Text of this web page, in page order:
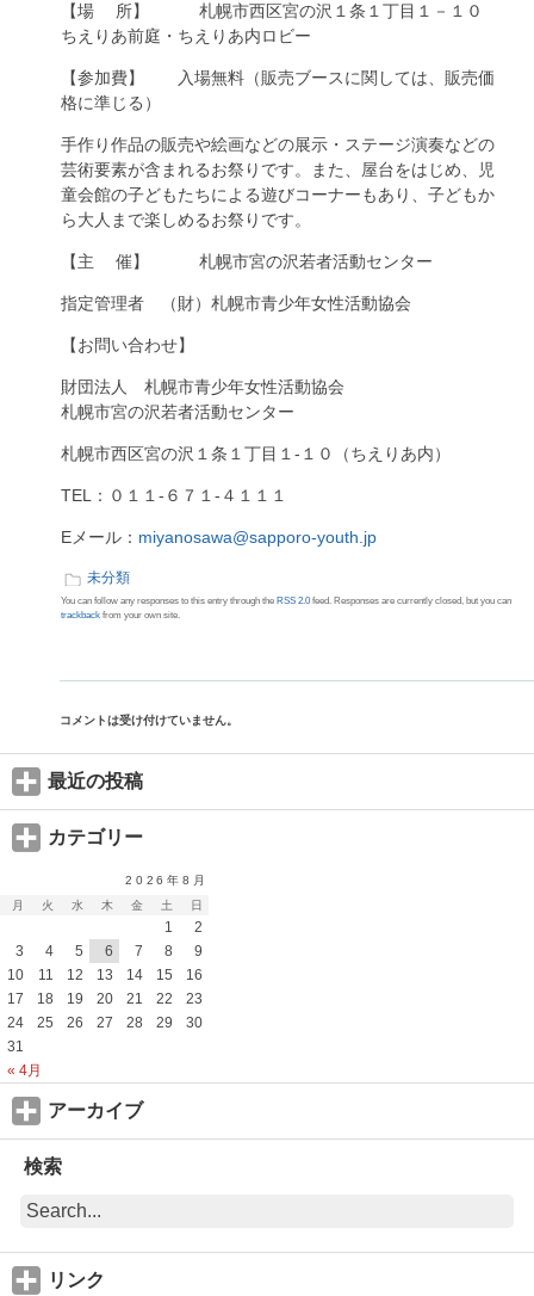
【場 所】 札幌市西区宮の沢１条１丁目１－１０
ちえりあ前庭・ちえりあ内ロビー
【参加費】 入場無料（販売ブースに関しては、販売価
格に準じる）
手作り作品の販売や絵画などの展示・ステージ演奏などの
芸術要素が含まれるお祭りです。また、屋台をはじめ、児
童会館の子どもたちによる遊びコーナーもあり、子どもか
ら大人まで楽しめるお祭りです。
【主 催】 札幌市宮の沢若者活動センター
指定管理者 （財）札幌市青少年女性活動協会
【お問い合わせ】
財団法人 札幌市青少年女性活動協会
札幌市宮の沢若者活動センター
札幌市西区宮の沢１条１丁目１-１０（ちえりあ内）
TEL：０１１-６７１-４１１１
Eメール： miyanosawa@sapporo-youth.jp
未分類
You can follow any responses to this entry through the RSS 2.0 feed. Responses are currently closed, but you can
trackback from your own site.
コメントは受け付けていません。
最近の投稿
カテゴリー
2026年8月
月
火 水 木 金 土 日
« 4月
1
2
3
4 5 6 7 8
9
10
11 12 13 14 15
16
17
18 19 20 21 22
23
24
25 26 27 28 29
30
31
アーカイブ
検索
リンク